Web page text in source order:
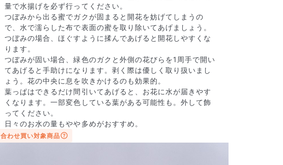
量で水揚げを必ず行ってください。
つぼみから出る蜜でガクが固まると開花を妨げてしまうの
で、水で濡らした布で表面の蜜を取り除いてあげましょう。
つぼみの場合、ほぐすように揉んであげると開花しやすくな
ります。
つぼみが固い場合、緑色のガクと外側の花びらを1周手で開い
てあげると手助けになります。剥く際は優しく取り扱いまし
ょう。花の中央に息を吹きかけるのも効果的。
葉っぱはできるだけ間引いてあげると、お花に水が届きやす
くなります。一部変色している葉がある可能性も。外して飾
ってください。
日々のお水の量もやや多めがおすすめ。
合わせ買い対象商品